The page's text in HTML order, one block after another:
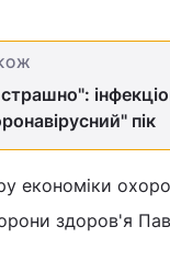
пік
економіки
здоров'я